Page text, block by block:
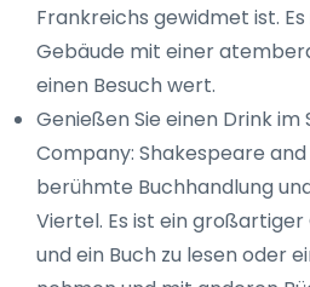
Frankreichs gewidmet ist.
Gebäude mit einer
einen Besuch wert.
Genießen Sie einen Drink
Company: Shakespeare
berühmte Buchhandlung
Viertel. Es ist ein
und ein Buch zu lesen oder